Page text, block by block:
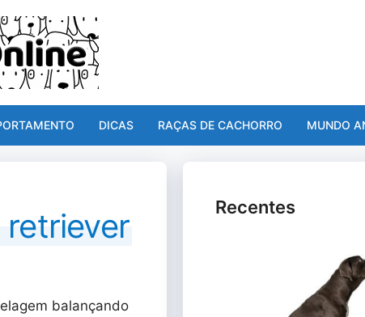
DICAS RAÇAS DE CACHORRO MUNDO
balançando
Recentes